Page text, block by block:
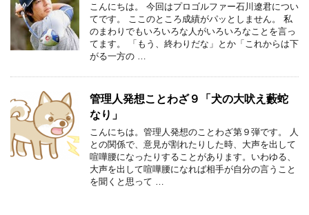
こんにちは。 今回はプロゴルファー石川遼君につい
てです。 ここのところ成績がパッとしません。 私
のまわりでもいろいろな人がいろいろなことを言っ
てます。 「もう、終わりだな」とか「これからは下
がる一方の …
管理人発想ことわざ９「犬の大吠え藪蛇
なり」
こんにちは。管理人発想のことわざ第９弾です。 人
との関係で、意見が割れたりした時、大声を出して
喧嘩腰になったりすることがあります。いわゆる、
大声を出して喧嘩腰になれば相手が自分の言うこと
を聞くと思って …